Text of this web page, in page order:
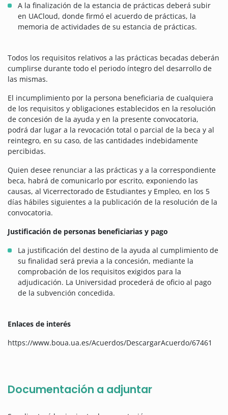
A la finalización de la estancia de prácticas deberá subir
en UACloud, donde firmó el acuerdo de prácticas, la
memoria de actividades de su estancia de prácticas.
Todos los requisitos relativos a las prácticas becadas deberán
cumplirse durante todo el periodo íntegro del desarrollo de
las mismas.
El incumplimiento por la persona beneficiaria de cualquiera
de los requisitos y obligaciones establecidos en la resolución
de concesión de la ayuda y en la presente convocatoria,
podrá dar lugar a la revocación total o parcial de la beca y al
reintegro, en su caso, de las cantidades indebidamente
percibidas.
Quien desee renunciar a las prácticas y a la correspondiente
beca, habrá de comunicarlo por escrito, exponiendo las
causas, al Vicerrectorado de Estudiantes y Empleo, en los 5
días hábiles siguientes a la publicación de la resolución de la
convocatoria.
Justificación de personas beneficiarias y pago
La justificación del destino de la ayuda al cumplimiento de
su finalidad será previa a la concesión, mediante la
comprobación de los requisitos exigidos para la
adjudicación. La Universidad procederá de oficio al pago
de la subvención concedida.
Enlaces de interés
https://www.boua.ua.es/Acuerdos/DescargarAcuerdo/67461
Documentación a adjuntar